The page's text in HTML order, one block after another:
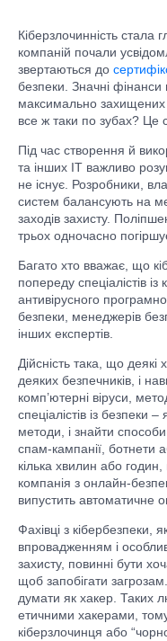
Кіберзлочинність
компаній почали
звертаються до
безпеки. Значні
максимально захищених
все ж таки по зубах? Це
Під час створення й
та інших ІТ важливо
не існує. Розробники,
систем балансують на
заходів захисту.
трьох одночасно
Багато хто вважає, що
попереду спеціалістів
антивірусного
безпеки, менеджерів
інших експертів.
Дійсність така, що деякі
деяких безпечників, і
комп’ютерні віруси,
спеціалістів із безпеки
методи, і знайти
спам-кампанії, ботнети
кілька хвилин або
компанія з онлайн-
випустить автоматичне
Фахівці з кібербезпеки,
впровадженням і
захисту, повинні бути
щоб запобігати
думати як хакер. Таких
етичними хакерами,
кіберзлочинця або